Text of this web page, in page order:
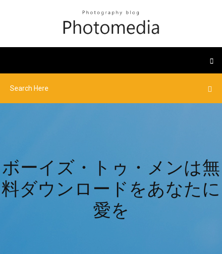
ボーイズ・トゥ・メンは無
料ダウンロードをあなたに
愛を